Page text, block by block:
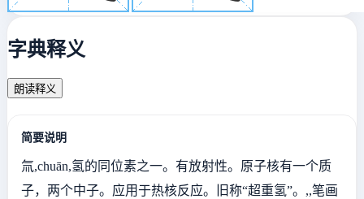
字典释义
朗读释义
简要说明
氚,chuān,氢的同位素之一。有放射性。原子核有一个质
子，两个中子。应用于热核反应。旧称“超重氢”。,,笔画